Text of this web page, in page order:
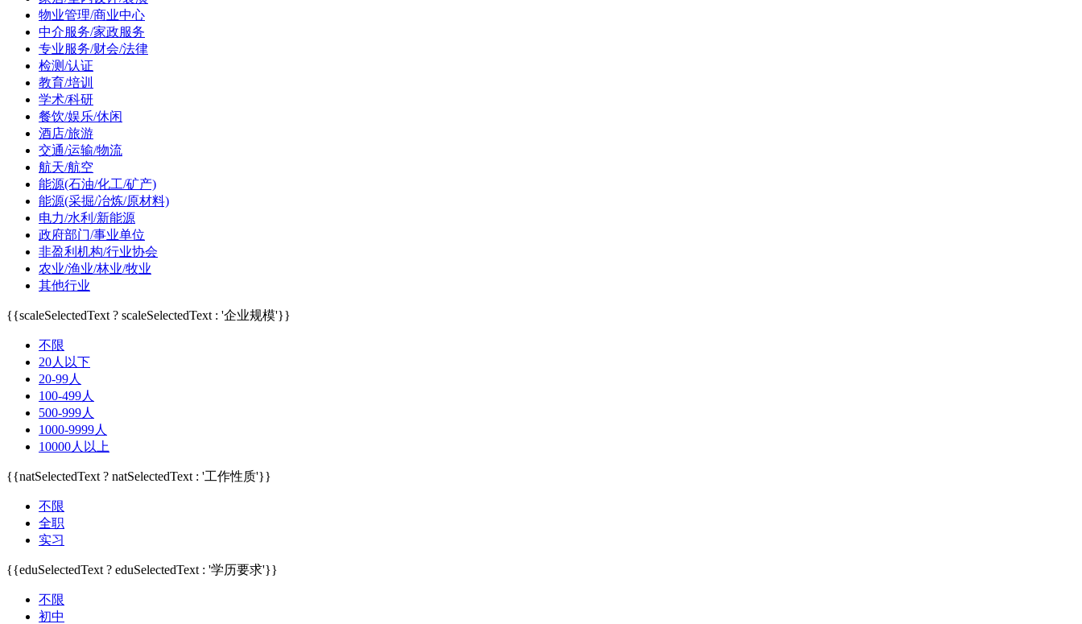
物业管理/商业中心
中介服务/家政服务
专业服务/财会/法律
检测/认证
教育/培训
学术/科研
餐饮/娱乐/休闲
酒店/旅游
交通/运输/物流
航天/航空
能源(石油/化工/矿产)
能源(采掘/冶炼/原材料)
电力/水利/新能源
政府部门/事业单位
非盈利机构/行业协会
农业/渔业/林业/牧业
其他行业
{{scaleSelectedText ? scaleSelectedText : '企业规模'}}
不限
20人以下
20-99人
100-499人
500-999人
1000-9999人
10000人以上
{{natSelectedText ? natSelectedText : '工作性质'}}
不限
全职
实习
{{eduSelectedText ? eduSelectedText : '学历要求'}}
不限
初中